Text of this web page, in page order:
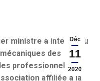
Déc
11
2020
ministre a interdit au
des
professionnels et
affiliée à la